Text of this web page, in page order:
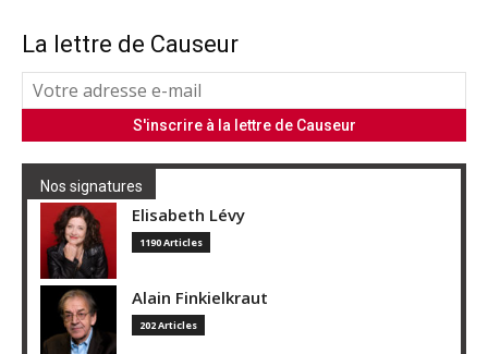
La lettre de Causeur
Nos signatures
Elisabeth Lévy
1190 Articles
Alain Finkielkraut
202 Articles